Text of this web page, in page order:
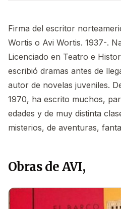
Firma del escritor
Wortis o Avi Wortis. 1937-.
Licenciado en Teatro e
escribió dramas antes de
autor de novelas juveniles.
1970, ha escrito muchos,
edades y de muy distinta
misterios, de aventuras,
Obras de AVI,